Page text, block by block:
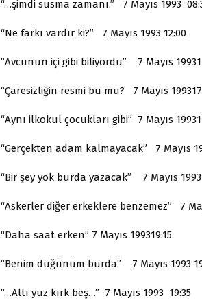
“…şimdi susma zamanı.” 7 Mayıs 1993
“Ne farkı vardır ki?” 7 Mayıs 1993 12:00
“Avcunun içi gibi biliyordu” 7 Mayıs
“Çaresizliğin resmi bu mu? 7 Mayıs
“Aynı ilkokul çocukları gibi” 7 Mayıs
“Gerçekten adam kalmayacak” 7 Mayıs
“Bir şey yok burda yazacak” 7 Mayıs 1993
“Askerler diğer erkeklere benzemez” 7
“Daha saat erken” 7 Mayıs 199319:15
“Benim düğünüm burda” 7 Mayıs 1993
“…Altı yüz kırk beş…” 7 Mayıs 1993 19:35